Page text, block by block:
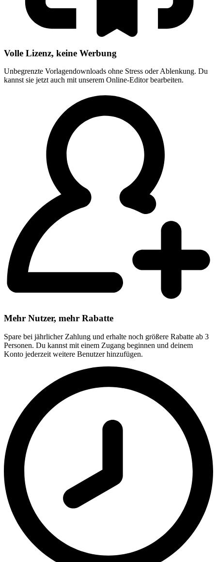
Volle Lizenz, keine Werbung
Unbegrenzte Vorlagendownloads ohne Stress oder Ablenkung. Du
kannst sie jetzt auch mit unserem Online-Editor bearbeiten.
Mehr Nutzer, mehr Rabatte
Spare bei jährlicher Zahlung und erhalte noch größere Rabatte ab 3
Personen. Du kannst mit einem Zugang beginnen und deinem
Konto jederzeit weitere Benutzer hinzufügen.